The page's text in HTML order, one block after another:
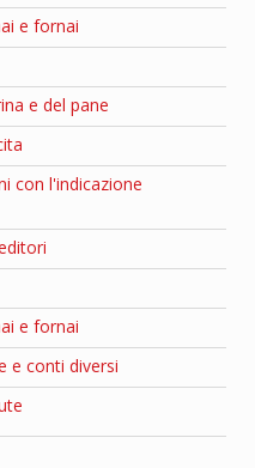
e fornai
e del pane
con l'indicazione
e fornai
e conti diversi